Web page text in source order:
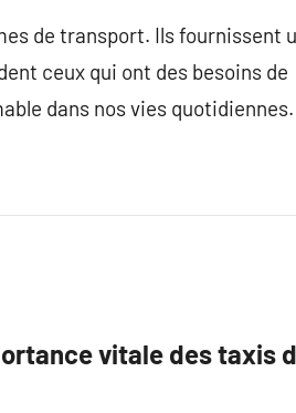
de transport. Ils fournissent
ceux qui ont des besoins de
dans nos vies quotidiennes.
vitale des taxis